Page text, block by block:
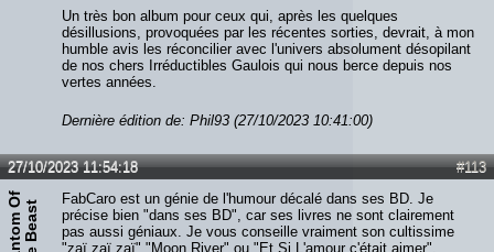
Un très bon album pour ceux qui, après les quelques
désillusions, provoquées par les récentes sorties, devrait, à mon
humble avis les réconcilier avec l'univers absolument désopilant
de nos chers Irréductibles Gaulois qui nous berce depuis nos
vertes années.
Dernière édition de: Phil93 (27/10/2023 10:41:00)
#113
27/10/2023 11:54:18
FabCaro est un génie de l'humour décalé dans ses BD. Je
précise bien "dans ses BD", car ses livres ne sont clairement
pas aussi géniaux. Je vous conseille vraiment son cultissime
"zaï zaï zaï" "Moon River" ou "Et Si L'amour c'était aimer".